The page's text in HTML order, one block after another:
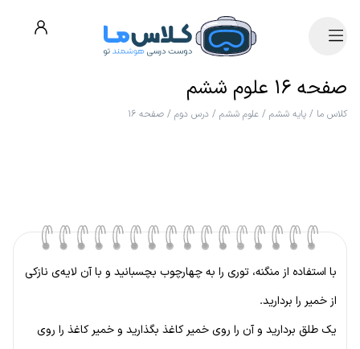
صفحه ۱۶ علوم ششم
کلاس ما / پایه ششم / علوم ششم / درس دوم / صفحه ۱۶
با استفاده از منگنه، توری را به چهارچوب بچسبانید و با آن لایه‌ی نازکی
از خمیر را بردارید.
یک طلق بردارید و آن را روی خمیر کاغذ بگذارید و خمیر کاغذ را روی